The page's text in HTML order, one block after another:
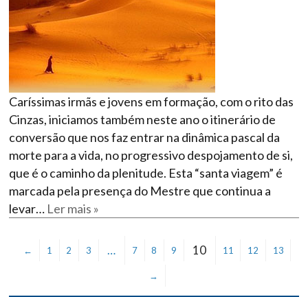
Caríssimas irmãs e jovens em formação, com o rito das
Cinzas, iniciamos também neste ano o itinerário de
conversão que nos faz entrar na dinâmica pascal da
morte para a vida, no progressivo despojamento de si,
que é o caminho da plenitude. Esta “santa viagem” é
marcada pela presença do Mestre que continua a
levar… Ler mais »
← 1 2 3 … 7 8 9 10 11 12 13
→